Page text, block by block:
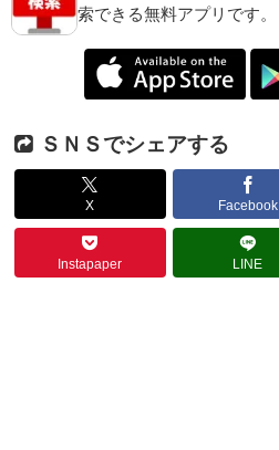
索できる無料アプリです。
ＳＮＳでシェアする
X Facebook
Instapaper LINE